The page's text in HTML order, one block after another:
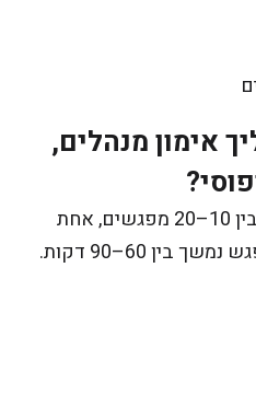
אימון מנהלים,
רוב תהליכי האימון נמשכים בין 10–20 מפגשים, אחת
60–90 דקות.